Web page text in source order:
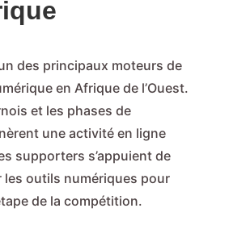
des principaux moteurs de
en Afrique de l’Ouest.
et les phases de
une activité en ligne
supporters s’appuient de
les outils numériques pour
de la compétition.